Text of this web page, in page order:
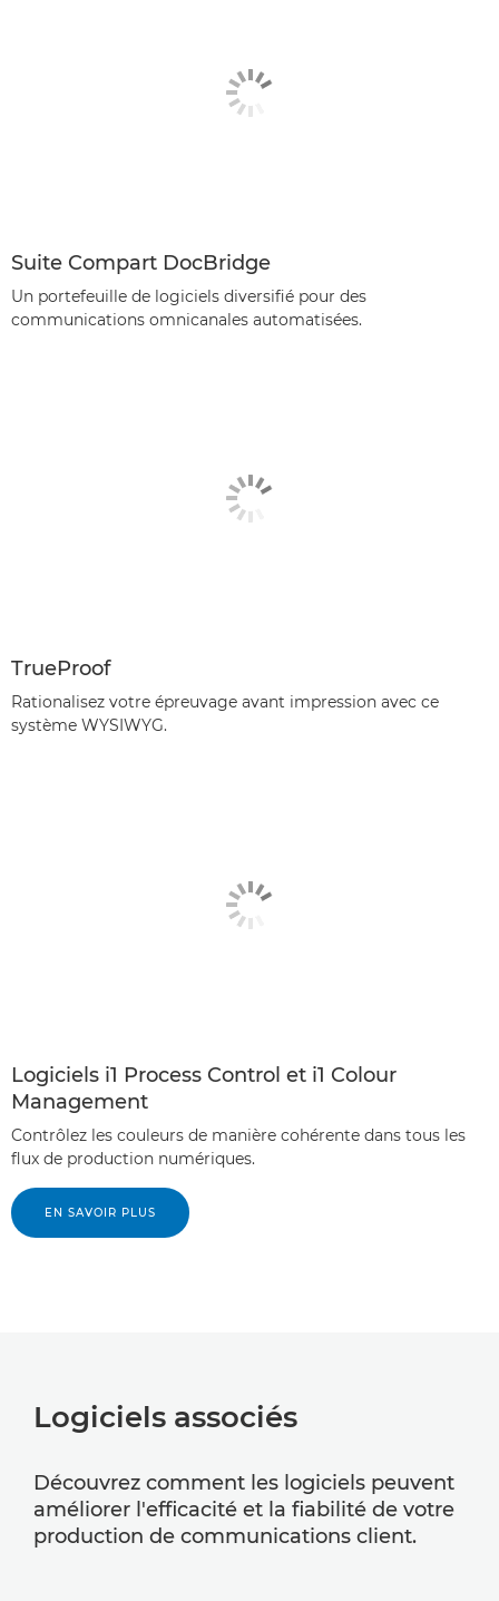
Suite Compart DocBridge
Un portefeuille de logiciels diversifié pour des
communications omnicanales automatisées.
TrueProof
Rationalisez votre épreuvage avant impression avec ce
système WYSIWYG.
Logiciels i1 Process Control et i1 Colour
Management
Contrôlez les couleurs de manière cohérente dans tous les
flux de production numériques.
EN SAVOIR PLUS
Logiciels associés
Découvrez comment les logiciels peuvent
améliorer l'efficacité et la fiabilité de votre
production de communications client.